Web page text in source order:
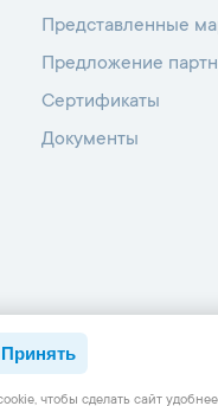
Представленные
Предложение
Сертификаты
Документы
Статьи 437
Принять
чтобы cделать сайт